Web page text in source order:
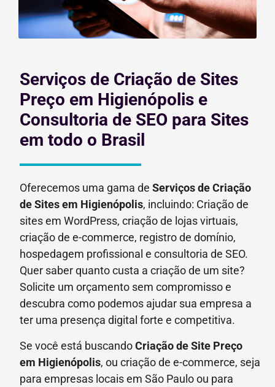
Serviços de Criação de Sites
Preço em Higienópolis e
Consultoria de SEO para Sites
em todo o Brasil
Oferecemos uma gama de Serviços de Criação
de Sites em Higienópolis, incluindo: Criação de
sites em WordPress, criação de lojas virtuais,
criação de e-commerce, registro de domínio,
hospedagem profissional e consultoria de SEO.
Quer saber quanto custa a criação de um site?
Solicite um orçamento sem compromisso e
descubra como podemos ajudar sua empresa a
ter uma presença digital forte e competitiva.
Se você está buscandoCriação de Site Preço
em Higienópolis, ou criação de e-commerce, seja
para empresas locais em São Paulo ou para